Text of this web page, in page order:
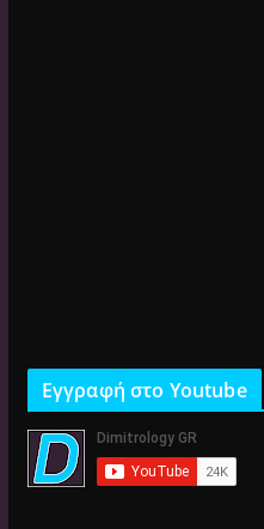
Εγγραφή στο Youtube